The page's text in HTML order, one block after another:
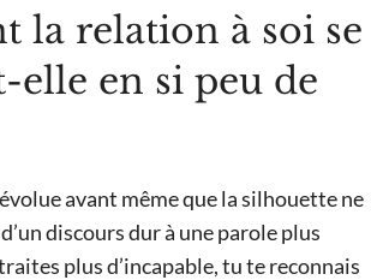
la relation à soi se
en si peu de
avant même que la silhouette ne
discours dur à une parole plus
plus d’incapable, tu te reconnais